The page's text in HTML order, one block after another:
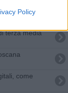
Policy
gemellata
terza media
come